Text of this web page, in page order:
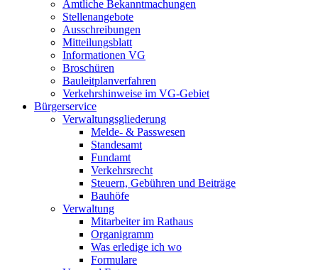
Amtliche Bekanntmachungen
Stellenangebote
Ausschreibungen
Mitteilungsblatt
Informationen VG
Broschüren
Bauleitplanverfahren
Verkehrshinweise im VG-Gebiet
Bürgerservice
Verwaltungsgliederung
Melde- & Passwesen
Standesamt
Fundamt
Verkehrsrecht
Steuern, Gebühren und Beiträge
Bauhöfe
Verwaltung
Mitarbeiter im Rathaus
Organigramm
Was erledige ich wo
Formulare